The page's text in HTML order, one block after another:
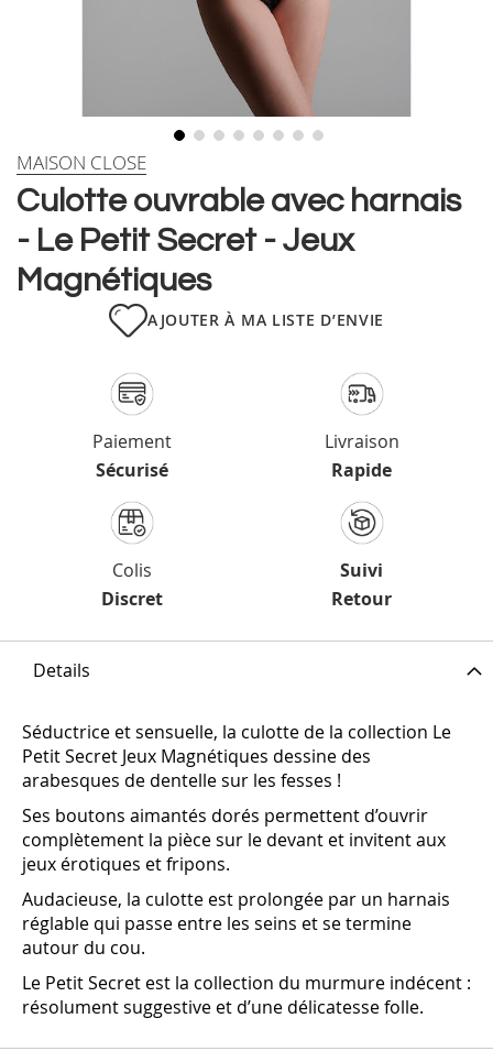
Skip
the
beginning
the
images
Culotte ouvrable avec harnais
- Le Petit Secret - Jeux
Magnétiques
MAISON CLOSE
AJOUTER À MA LISTE D’ENVIE
Paiement
Sécurisé
Livraison
Rapide
Colis
Discret
Suivi
Retour
Details
Séductrice et sensuelle, la culotte de la collection Le
Petit Secret Jeux Magnétiques dessine des
arabesques de dentelle sur les fesses !
Ses boutons aimantés dorés permettent d’ouvrir
complètement la pièce sur le devant et invitent aux
jeux érotiques et fripons.
Audacieuse, la culotte est prolongée par un harnais
réglable qui passe entre les seins et se termine
autour du cou.
Le Petit Secret est la collection du murmure indécent :
résolument suggestive et d’une délicatesse folle.